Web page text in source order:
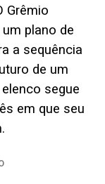
Grêmio
plano de
a sequência
de um
segue
em que seu